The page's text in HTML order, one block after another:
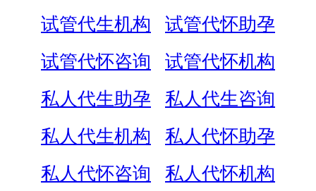
试管代生机构
试管代怀助孕
试管代怀咨询
试管代怀机构
私人代生助孕
私人代生咨询
私人代生机构
私人代怀助孕
私人代怀咨询
私人代怀机构